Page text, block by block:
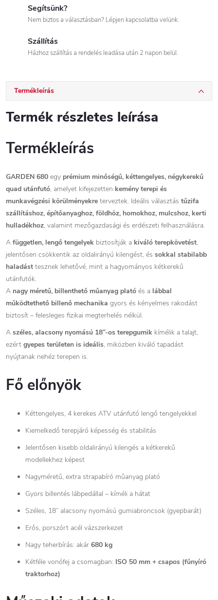
Segítsünk?
Nem biztos a választásban? Lépjen kapcsolatba velünk.
Szállítás
Házhoz szállítás a rendelés leadása után 2 napon belül.
Termékleírás
Termék részletes leírása
Termékleírás
GARDEN 680 egy prémium minőségű, kéttengelyes, négykerekű
quad utánfutó, amelyet kifejezetten kemény terepi és
munkavégzési körülményekre terveztek. Ideális választás tűzifa
szállításhoz, építőanyaghoz, földhöz, homokhoz, mulcshoz, kerti
hulladékhoz, valamint mezőgazdasági és erdészeti felhasználásra.
A független, lengő tengelyek biztosítják a kiváló terepkövetést,
jelentősen csökkentik az oldalirányú kilengést, és sokkal stabilabb
haladást tesznek lehetővé, mint a hagyományos kétkerekű
utánfutók.
A nagy méretű, billenthető műanyag plató és a lábbal
működtethető billenő mechanika gyors és kényelmes rakodást
biztosít – felesleges fizikai megterhelés nélkül.
A széles, alacsony nyomású 18”-os terepgumik kímélik a talajt,
ezért gyepes területen is ideális, miközben kiváló tapadást
nyújtanak nehéz terepen is.
Fő előnyök
Kéttengelyes, 4 kerekes ATV utánfutó lengő tengelyekkel
Kiemelkedő terepjáró képesség és stabilitás
Jelentősen kisebb oldalirányú kilengés a kétkerekű
modellekhez képest
Nagyméretű, extra strapabíró műanyag plató
Gyors billentés lábpedállal – kíméli a hátat
Széles, 18” alacsony nyomású gumiabroncsok (gyepbarát)
Erős, porszórt acél vázszerkezet
Nagy teherbírás: akár 680 kg
Kétféle vonófej a csomagban: ISO 50 mm + csapos (fűnyíró
traktorhoz)